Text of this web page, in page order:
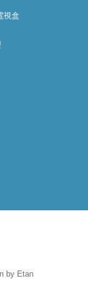
視盒
by Etan